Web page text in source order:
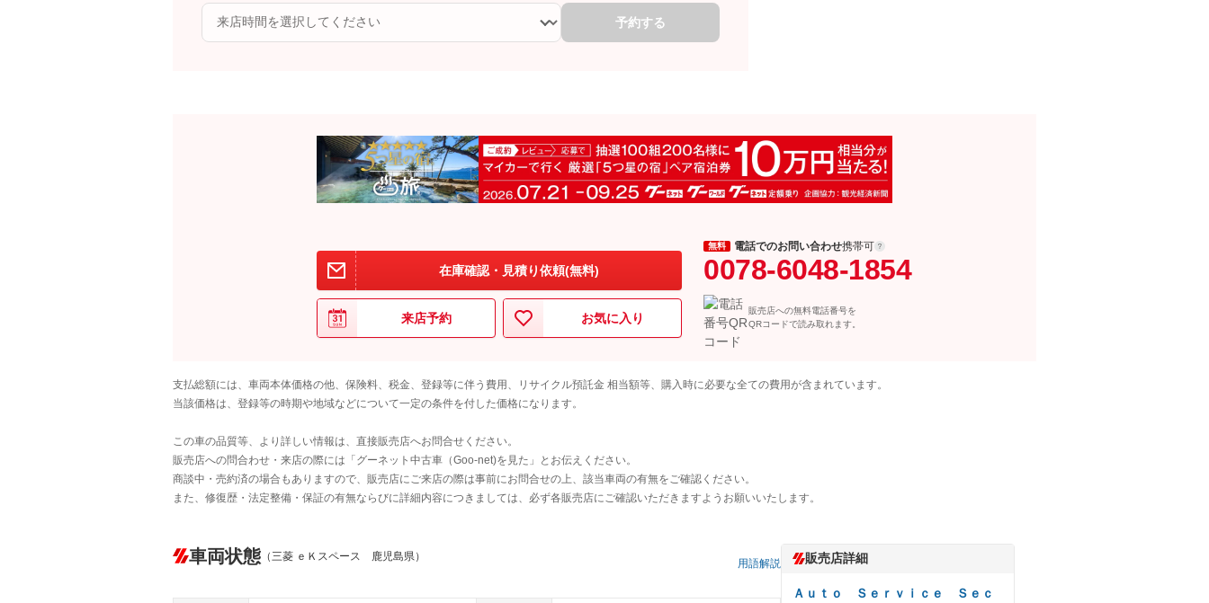
予約する
在庫確認・見積り依頼(無料)
来店予約 お気に入り
無料 電話でのお問い合わせ携帯可
0078-6048-1854
販売店への無料電話番号を
QRコードで読み取れます。
支払総額には、車両本体価格の他、保険料、税金、登録等に伴う費用、リサイクル預託金 相当額等、購入時に必要な全ての費用が含まれています。
当該価格は、登録等の時期や地域などについて一定の条件を付した価格になります。
この車の品質等、より詳しい情報は、直接販売店へお問合せください。
販売店への問合わせ・来店の際には「グーネット中古車（Goo-net)を見た」とお伝えください。
商談中・売約済の場合もありますので、販売店にご来店の際は事前にお問合せの上、該当車両の有無をご確認ください。
また、修復歴・法定整備・保証の有無ならびに詳細内容につきましては、必ず各販売店にご確認いただきますようお願いいたします。
車両状態 （三菱 ｅＫスペース 鹿児島県）
用語解説 販売店詳細
Ａｕｔｏ Ｓｅｒｖｉｃｅ Ｓｅｃ